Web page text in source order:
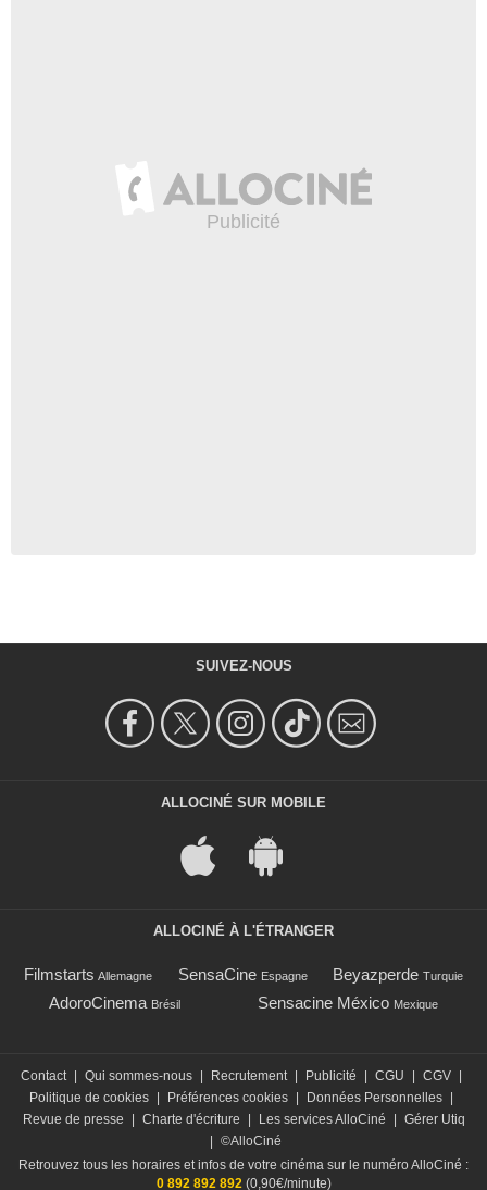
SUIVEZ-NOUS
ALLOCINÉ SUR MOBILE
ALLOCINÉ À L'ÉTRANGER
Filmstarts Allemagne SensaCine Espagne Beyazperde Turquie
AdoroCinema Brésil Sensacine México Mexique
Contact | Qui sommes-nous | Recrutement | Publicité | CGU | CGV |
Politique de cookies | Préférences cookies | Données Personnelles |
Revue de presse
| Charte d'écriture | Les services AlloCiné | Gérer Utiq
| ©AlloCiné
Retrouvez tous les horaires et infos de votre cinéma sur le numéro AlloCiné :
0 892 892 892 (0,90€/minute)